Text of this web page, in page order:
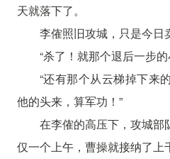
天就落下了。
李傕照旧攻城，只是今日
“杀了！就那个退后一步的
“还有那个从云梯掉下来
他的头来，算军功！”
在李傕的高压下，攻城部
仅一个上午，曹操就接纳了上